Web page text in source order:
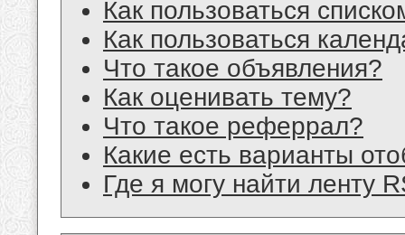
Как пользоваться
Как пользоваться
Что такое объявления?
Как оценивать тему?
Что такое реферрал?
Какие есть варианты
Где я могу найти ленту